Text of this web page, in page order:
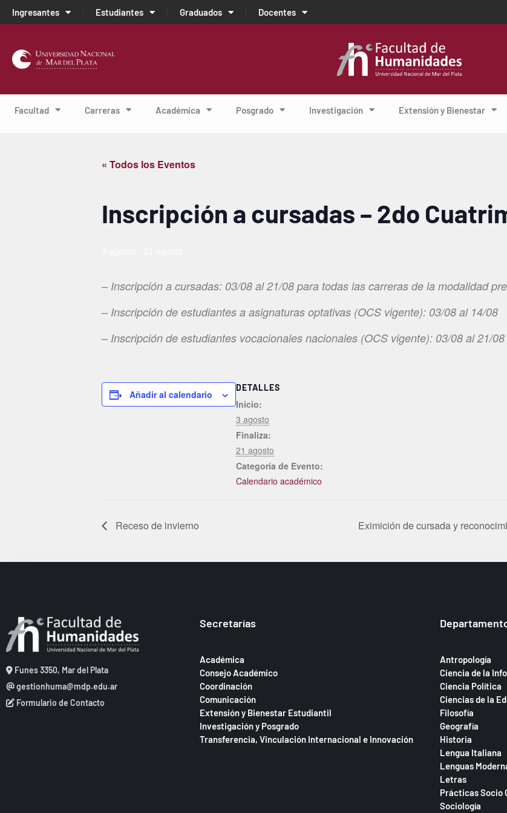
Ingresantes Estudiantes Graduados Docentes
Facultad Carreras Académica Posgrado Investigación Extensión y Bienestar
« Todos los Eventos
Inscripción a cursadas – 2do
– Inscripción a cursadas: 03/08 al 21/08 para todas las carreras de la modalidad
– Inscripción de estudiantes a asignaturas optativas (OCS vigente): 03/08 al 14/08
– Inscripción de estudiantes vocacionales nacionales (OCS vigente): 03/08 al 21/08
Añadir al calendario
DETALLES
Inicio:
3 agosto
Finaliza:
21 agosto
Categoría de Evento:
Calendario académico
Receso de invierno Eximición de cursada y
Funes 3350, Mar del Plata
gestionhuma@mdp.edu.ar
Formulario de Contacto
Secretarías
Académica
Consejo Académico
Coordinación
Comunicación
Extensión y Bienestar Estudiantil
Investigación y Posgrado
Transferencia, Vinculación Internacional e Innovación
Antropología
Ciencia de la
Ciencia Política
Ciencias de la
Filosofía
Geografía
Historia
Lengua Italiana
Lenguas
Letras
Prácticas Socio
Sociología